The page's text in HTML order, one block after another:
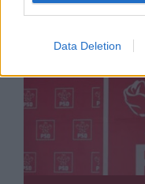
Data Deletion